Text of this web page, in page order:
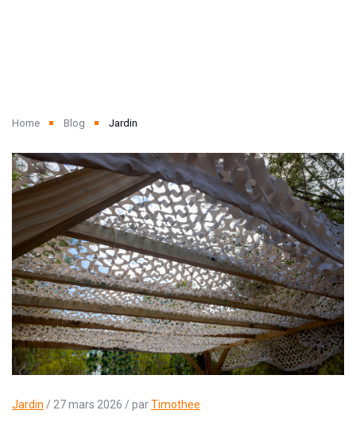
Home Blog Jardin
Jardin / 27 mars 2026 / parTimothee